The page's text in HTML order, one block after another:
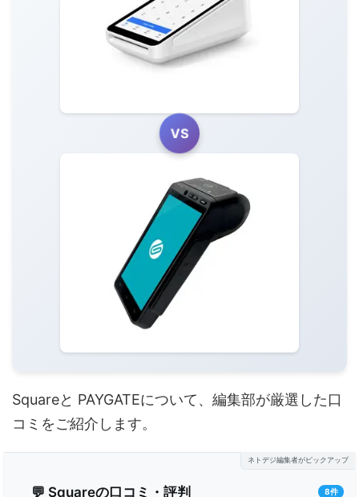
VS
Squareと PAYGATEについて、編集部が厳選した口
コミをご紹介します。
ネトデジ編集者がピックアップ
💬 Squareの口コミ・評判 8件